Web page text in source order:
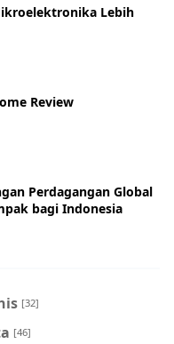
Lebih
Review
Perdagangan Global
bagi Indonesia
[32]
[46]